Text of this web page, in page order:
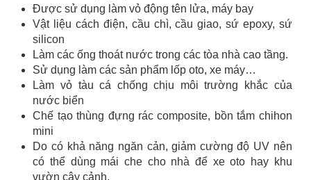
Được sử dụng làm vỏ động tên lửa, máy bay
Vật liệu cách điện, cầu chì, cầu giao, sứ epoxy, sứ
silicon
Làm các ống thoát nước trong các tòa nhà cao tầng.
Sử dụng làm các sản phẩm lốp oto, xe máy…
Làm vỏ tàu cá chống chịu môi trường khắc của
nước biển
Chế tạo thùng đựng rác composite, bồn tắm chihon
mini
Do có khả năng ngăn cản, giảm cường độ UV nên
có thể dùng mái che cho nhà để xe oto hay khu
vườn cây cảnh.